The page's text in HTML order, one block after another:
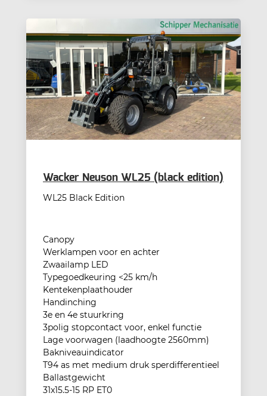
Wacker Neuson WL25 (black edition)
WL25 Black Edition
Canopy
Werklampen voor en achter
Zwaailamp LED
Typegoedkeuring <25 km/h
Kentekenplaathouder
Handinching
3e en 4e stuurkring
3polig stopcontact voor, enkel functie
Lage voorwagen (laadhoogte 2560mm)
Bakniveauindicator
T94 as met medium druk sperdifferentieel
Ballastgewicht
31x15.5-15 RP ET0